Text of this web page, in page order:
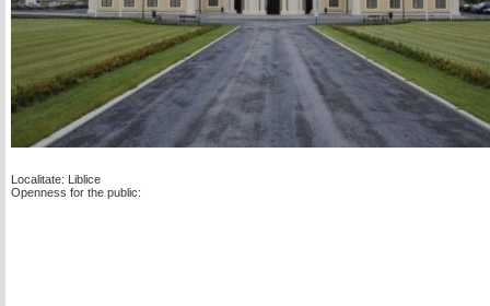
Localitate: Liblice
Openness for the public: